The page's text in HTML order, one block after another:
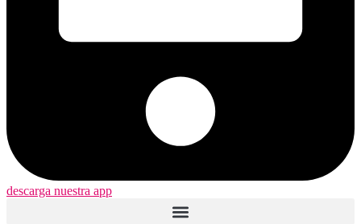
descarga nuestra app